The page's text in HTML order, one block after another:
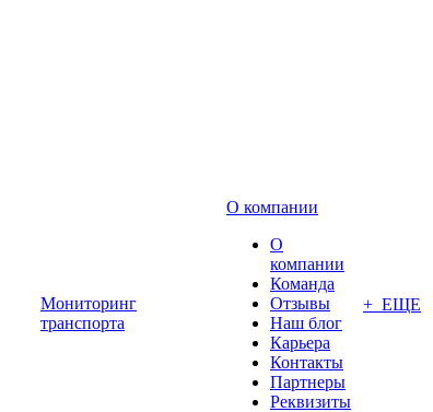
Мониторинг
транспорта
О компании
О
компании
Команда
Отзывы
Наш блог
Карьера
Контакты
Партнеры
Реквизиты
+ ЕЩЕ